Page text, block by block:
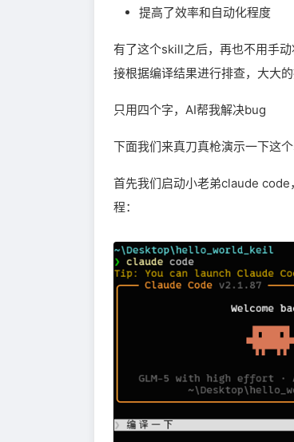
提高了效率和自动化程度
有了这个skill之后，再也不用手
接根据编译结果进行排查，大大
只用四个字，AI帮我解决bug
下面我们来真刀真枪演示一下这
首先我们启动小老弟claude code
程：